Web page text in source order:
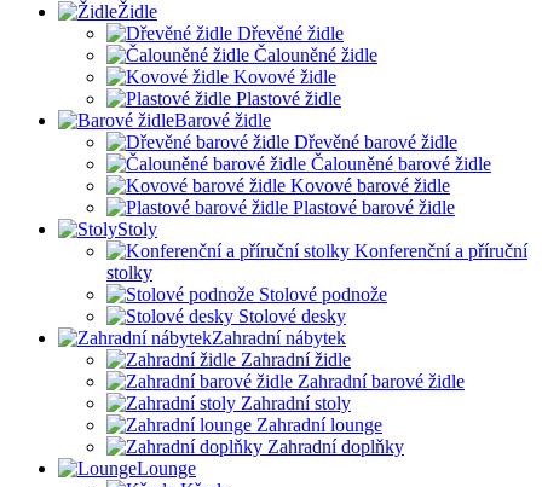
Židle
Dřevěné židle
Čalouněné židle
Kovové židle
Plastové židle
Barové židle
Dřevěné barové židle
Čalouněné barové židle
Kovové barové židle
Plastové barové židle
Stoly
Konferenční a příruční
stolky
Stolové podnože
Stolové desky
Zahradní nábytek
Zahradní židle
Zahradní barové židle
Zahradní stoly
Zahradní lounge
Zahradní doplňky
Lounge